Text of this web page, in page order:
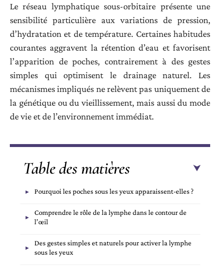
Le réseau lymphatique sous-orbitaire présente une
sensibilité particulière aux variations de pression,
d’hydratation et de température. Certaines habitudes
courantes aggravent la rétention d’eau et favorisent
l’apparition de poches, contrairement à des gestes
simples qui optimisent le drainage naturel. Les
mécanismes impliqués ne relèvent pas uniquement de
la génétique ou du vieillissement, mais aussi du mode
de vie et de l’environnement immédiat.
Table des matières
Pourquoi les poches sous les yeux apparaissent-elles ?
Comprendre le rôle de la lymphe dans le contour de
l’œil
Des gestes simples et naturels pour activer la lymphe
sous les yeux